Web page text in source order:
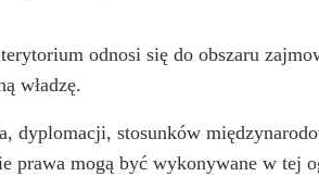
odnosi się do obszaru
władzę.
dyplomacji, stosunków
prawa mogą być wykonywane w tej